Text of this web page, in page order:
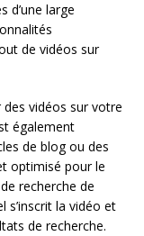
d’une large
de vidéos sur
des vidéos sur votre
également
de blog ou des
optimisé pour le
recherche de
s’inscrit la vidéo et
de recherche.